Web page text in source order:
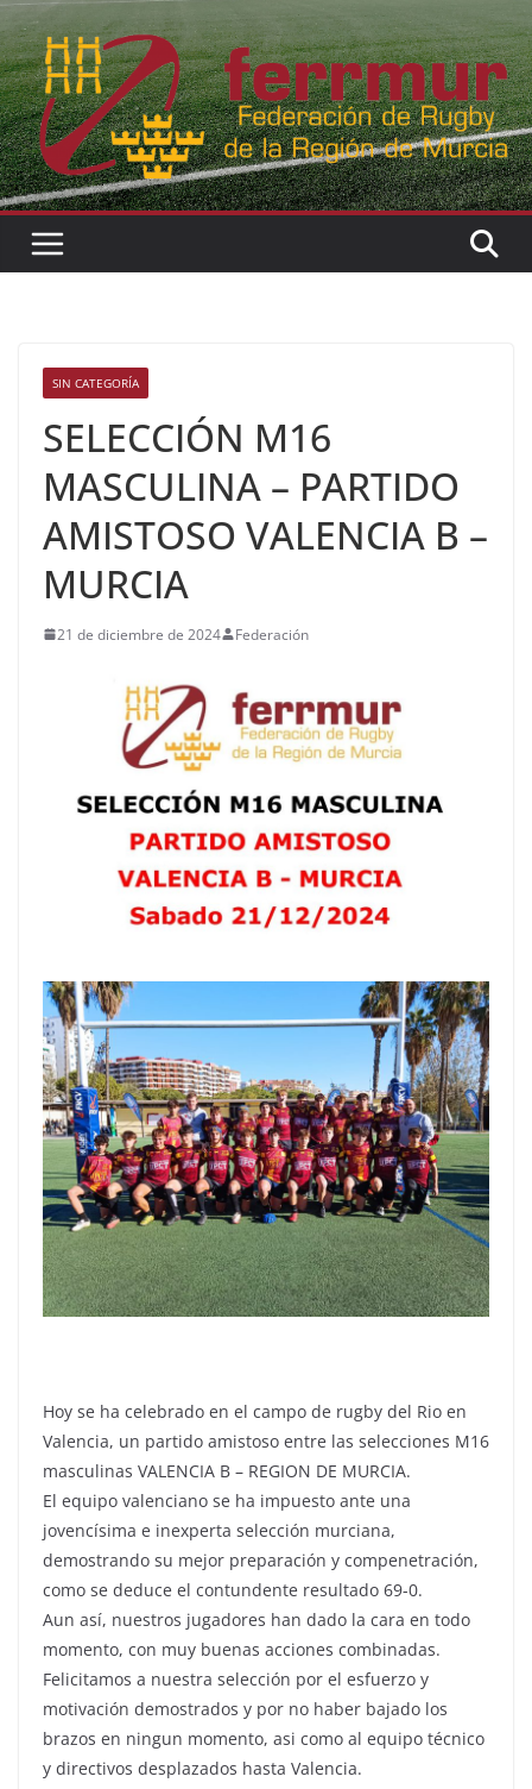
Skip
to
content
SIN CATEGORÍA
SELECCIÓN M16
MASCULINA – PARTIDO
AMISTOSO VALENCIA B –
MURCIA
21 de diciembre de 2024 Federación
Hoy se ha celebrado en el campo de rugby del Rio en
Valencia, un partido amistoso entre las selecciones M16
masculinas VALENCIA B – REGION DE MURCIA.
El equipo valenciano se ha impuesto ante una
jovencísima e inexperta selección murciana,
demostrando su mejor preparación y compenetración,
como se deduce el contundente resultado 69-0.
Aun así, nuestros jugadores han dado la cara en todo
momento, con muy buenas acciones combinadas.
Felicitamos a nuestra selección por el esfuerzo y
motivación demostrados y por no haber bajado los
brazos en ningun momento, asi como al equipo técnico
y directivos desplazados hasta Valencia.